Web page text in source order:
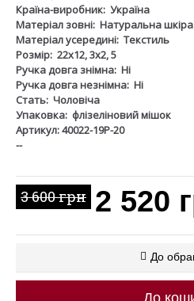
Країна-виробник: Україна
Матеріал зовні: Натуральна шкіра
Матеріал усередині: Текстиль
Розмір: 22х12, 3х2, 5
Ручка довга знімна: Ні
Ручка довга незнімна: Ні
Стать: Чоловіча
Упаковка: флізеліновий мішок
Артикул: 40022-19Р-20
--
3 600 грн 2 520
До